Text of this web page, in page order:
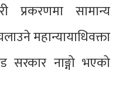
प्रकरणमा सामान्य
महान्यायाधिवक्ता
सरकार नाङ्गो भएको